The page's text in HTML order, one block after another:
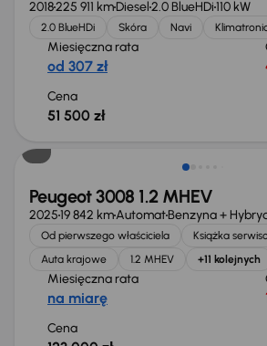
2018225 911 kmDiesel2.0 BlueHDi110 kW
2.0 BlueHDi Skóra Navi
Miesięczna rata
od 307 zł
Cena
51 500 zł
Świeżo skupione
Peugeot 3008 1.2 MHEV
202519 842 kmAutomatBenzyna +
Od pierwszego właściciela
Książka
Auta krajowe
1.2 MHEV +11 kolejnych
Miesięczna rata
na miarę
Cena